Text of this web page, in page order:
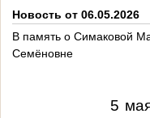
Новость от 06.05.2026
В память о Симаковой
Семёновне
5